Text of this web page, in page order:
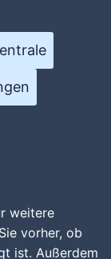
weitere
vorher, ob
ist. Außerdem